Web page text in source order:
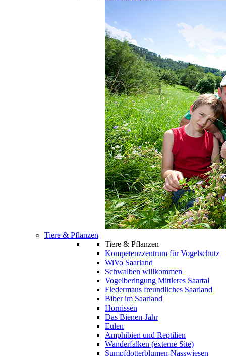
Tiere & Pflanzen
Tiere & Pflanzen
Kompetenzzentrum für Vogelschutz
WiVo Saarland
Schwalben willkommen
Vogelberingung Mittleres Saartal
Fledermaus freundliches Saarland
Biber im Saarland
Hornissen
Das Bienen-Jahr
Eulen
Amphibien und Reptilien
Wanderfalken (externe Site)
Sumpfdotterblumen-Nasswiesen